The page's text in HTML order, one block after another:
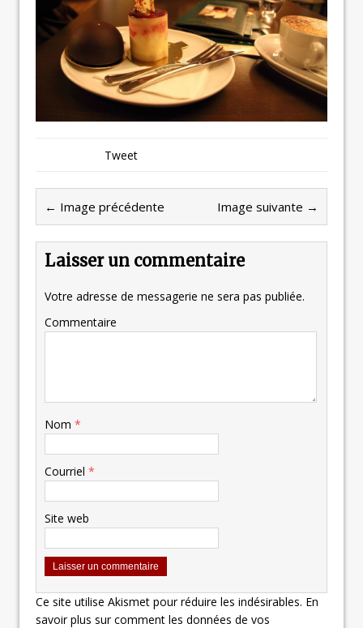
Tweet
← Image précédente Image suivante →
Laisser un commentaire
Votre adresse de messagerie ne sera pas publiée.
Commentaire
Nom *
Courriel *
Site web
Ce site utilise Akismet pour réduire les indésirables. En
savoir plus sur comment les données de vos